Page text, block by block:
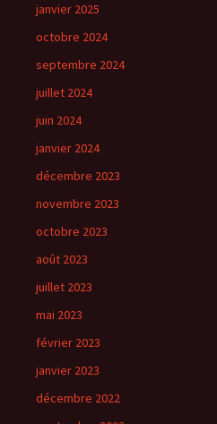
janvier 2025
octobre 2024
septembre 2024
juillet 2024
juin 2024
janvier 2024
décembre 2023
novembre 2023
octobre 2023
août 2023
juillet 2023
mai 2023
février 2023
janvier 2023
décembre 2022